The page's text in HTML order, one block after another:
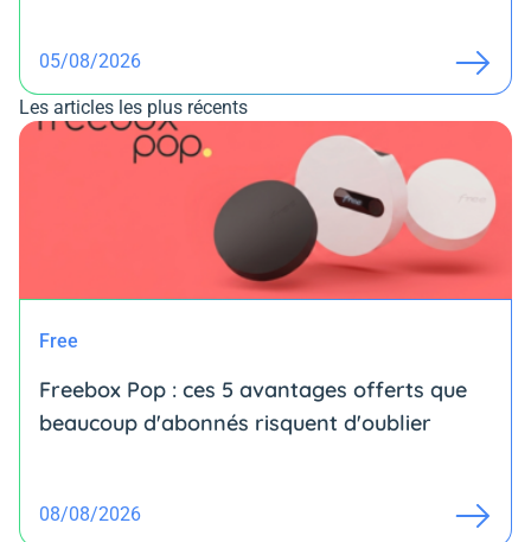
05/08/2026
Les articles les plus récents
Free
Freebox Pop : ces 5 avantages offerts que
beaucoup d'abonnés risquent d'oublier
08/08/2026